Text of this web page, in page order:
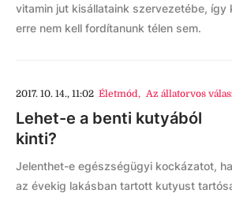
vitamin jut kisállataink szervezetébe, így
erre nem kell fordítanunk télen sem.
2017. 10. 14., 11:02 Életmód, Az állatorvos
Lehet-e a benti kutyából
kinti?
Jelenthet-e egészségügyi kockázatot, ha
az évekig lakásban tartott kutyust